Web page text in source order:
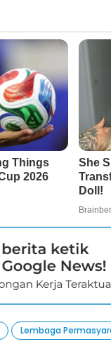
Lembaga